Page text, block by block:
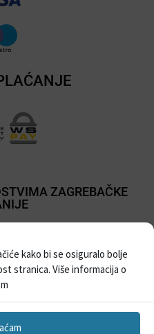
kako bi se osiguralo bolje
stranica. Više informacija o
ZAGREBAČKE